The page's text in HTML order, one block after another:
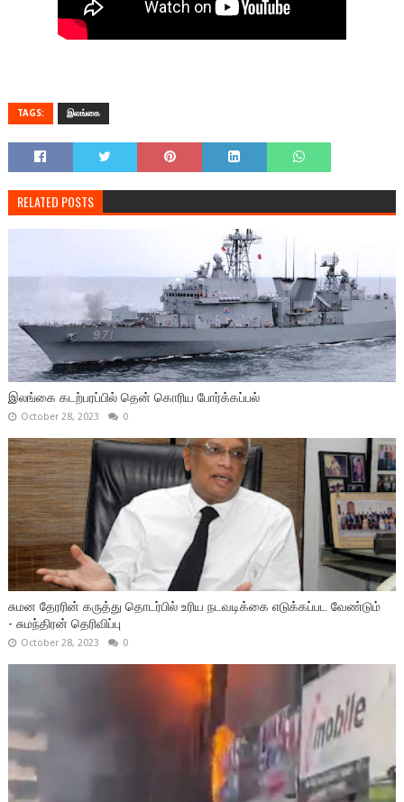
TAGS: இலங்கை
RELATED POSTS
இலங்கை கடற்பரப்பில் தென் கொரிய போர்க்கப்பல்
October 28, 2023 0
சுமன தேரரின் கருத்து தொடர்பில் உரிய நடவடிக்கை எடுக்கப்பட வேண்டும்
- சுமந்திரன் தெரிவிப்பு
October 28, 2023 0